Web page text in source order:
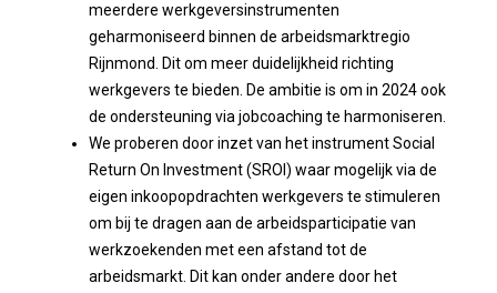
meerdere werkgeversinstrumenten
geharmoniseerd binnen de arbeidsmarktregio
Rijnmond. Dit om meer duidelijkheid richting
werkgevers te bieden. De ambitie is om in 2024 ook
de ondersteuning via jobcoaching te harmoniseren.
We proberen door inzet van het instrument Social
Return On Investment (SROI) waar mogelijk via de
eigen inkoopopdrachten werkgevers te stimuleren
om bij te dragen aan de arbeidsparticipatie van
werkzoekenden met een afstand tot de
arbeidsmarkt. Dit kan onder andere door het